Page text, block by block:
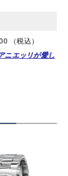
（税込）
ニエッリが愛し